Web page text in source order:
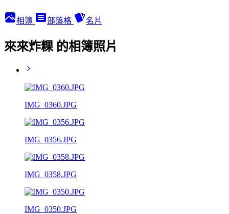
相簿 部落格 名片
來來炸粿 的相簿照片
IMG_0360.JPG
IMG_0356.JPG
IMG_0358.JPG
IMG_0350.JPG